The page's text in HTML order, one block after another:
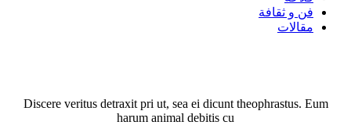
فن و ثقافة
مقالات
Discere veritus detraxit pri ut, sea ei dicunt theophrastus. Eum
harum animal debitis cu